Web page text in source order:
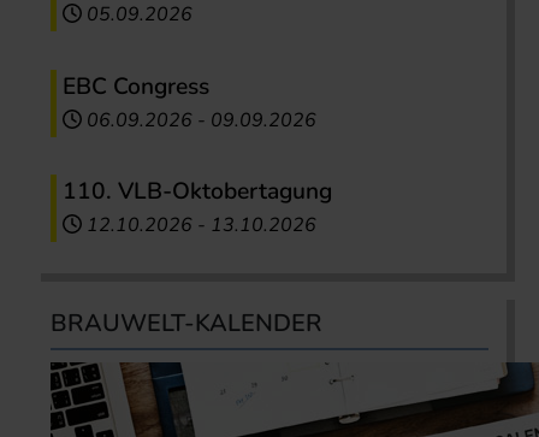
05.09.2026
EBC Congress
06.09.2026 - 09.09.2026
110. VLB-Oktobertagung
12.10.2026 - 13.10.2026
BRAUWELT-KALENDER